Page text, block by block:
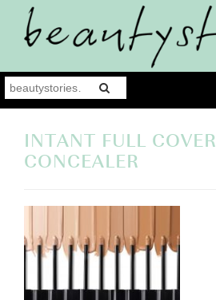
INTANT FULL COVER
CONCEALER